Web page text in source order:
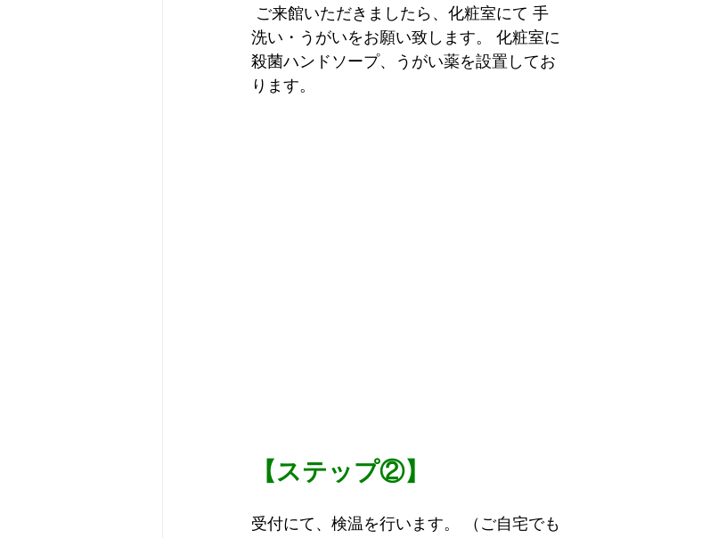
洗い・うがいをお願い致します。 化粧室に
殺菌ハンドソープ、うがい薬を設置してお
ります。
【ステップ②】
受付にて、検温を行います。 （ご自宅でも